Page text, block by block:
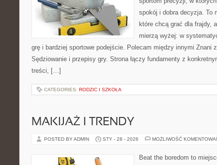
spokój i dobra decyzja. To
które chcą grać dla frajdy,
mierzą wyżej: w
grę i bardziej sportowe podejście. Polecam między innymi Znani
Sędziowanie i przepisy gry. Strona łączy fundamenty z
treści, […]
CATEGORIES: RODZIC I SZKOŁA
MAKIJAŻ I TRENDY
POSTED BY ADMIN STY - 28 - 2026 MOŻLIWOŚĆ
Beat the boredom to